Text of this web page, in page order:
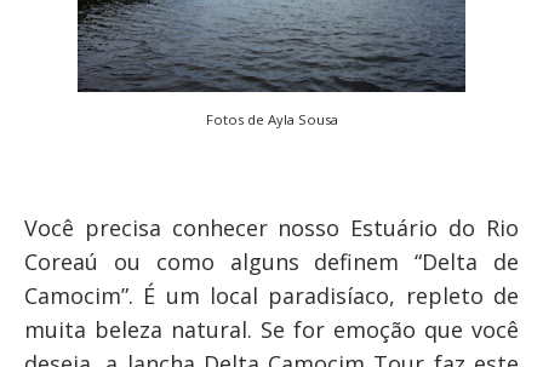
Fotos de Ayla Sousa
Você precisa conhecer nosso Estuário do Rio
Coreaú ou como alguns definem “Delta de
Camocim”. É um local paradisíaco, repleto de
muita beleza natural. Se for emoção que você